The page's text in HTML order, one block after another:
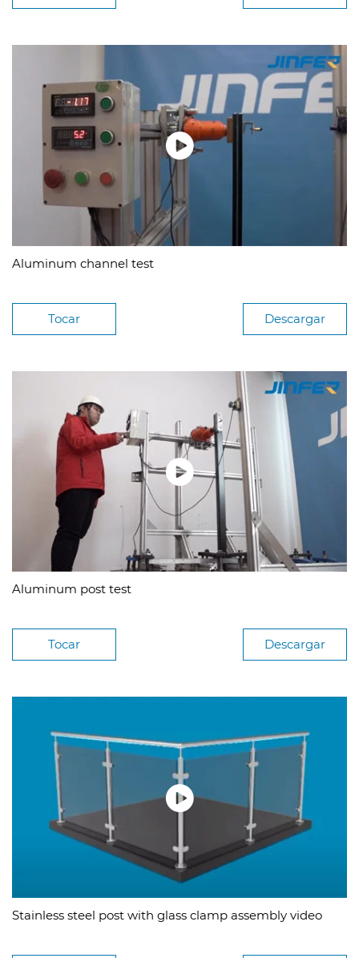
Tocar
Aluminum channel test
Descargar
Tocar
Aluminum post test
Descargar
Stainless steel post with glass clamp assembly video